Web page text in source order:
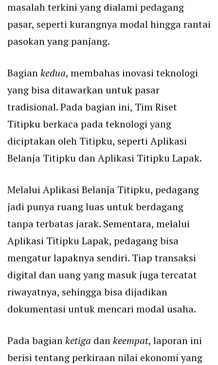
masalah terkini yang dialami pedagang
pasar, seperti kurangnya modal hingga rantai
pasokan yang panjang.
Bagiankedua, membahas inovasi teknologi
yang bisa ditawarkan untuk pasar
tradisional. Pada bagian ini, Tim Riset
Titipku berkaca pada teknologi yang
diciptakan oleh Titipku, seperti Aplikasi
Belanja Titipku dan Aplikasi Titipku Lapak.
Melalui Aplikasi Belanja Titipku, pedagang
jadi punya ruang luas untuk berdagang
tanpa terbatas jarak. Sementara, melalui
Aplikasi Titipku Lapak, pedagang bisa
mengatur lapaknya sendiri. Tiap transaksi
digital dan uang yang masuk juga tercatat
riwayatnya, sehingga bisa dijadikan
dokumentasi untuk mencari modal usaha.
Pada bagianketiga dankeempat, laporan ini
berisi tentang perkiraan nilai ekonomi yang